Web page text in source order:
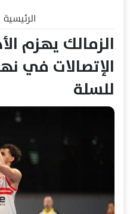
الرئيسية
الزمالك يهزم
الإتصالات في
للسلة